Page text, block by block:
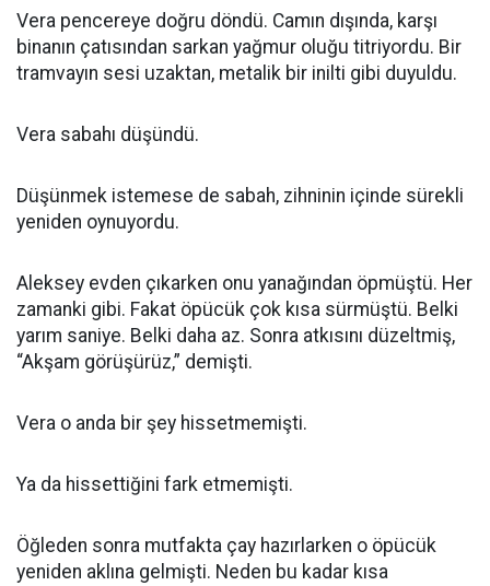
Vera pencereye doğru döndü. Camın dışında, karşı
binanın çatısından sarkan yağmur oluğu titriyordu. Bir
tramvayın sesi uzaktan, metalik bir inilti gibi duyuldu.
Vera sabahı düşündü.
Düşünmek istemese de sabah, zihninin içinde sürekli
yeniden oynuyordu.
Aleksey evden çıkarken onu yanağından öpmüştü. Her
zamanki gibi. Fakat öpücük çok kısa sürmüştü. Belki
yarım saniye. Belki daha az. Sonra atkısını düzeltmiş,
“Akşam görüşürüz,” demişti.
Vera o anda bir şey hissetmemişti.
Ya da hissettiğini fark etmemişti.
Öğleden sonra mutfakta çay hazırlarken o öpücük
yeniden aklına gelmişti. Neden bu kadar kısa